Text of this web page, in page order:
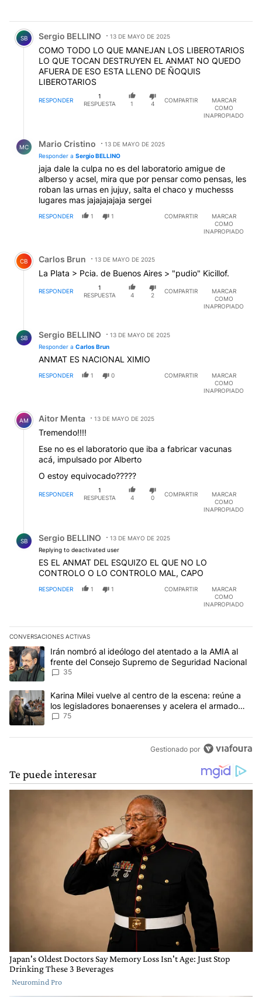
Comentario de Sergio BELLINO.
SB Sergio BELLINO 13 DE MAYO DE 2025
COMO TODO LO QUE MANEJAN LOS LIBEROTARIOS
LO QUE TOCAN DESTRUYEN EL ANMAT NO QUEDO
AFUERA DE ESO ESTA LLENO DE ÑOQUIS
LIBEROTARIOS
RESPONDER
1
RESPUESTA
1 4
COMPARTIR
MARCAR
COMO
INAPROPIADO
MC Mario Cristino
13 DE MAYO DE 2025
Responder a Sergio BELLINO
jaja dale la culpa no es del laboratorio amigue de
alberso y acsel, mira que por pensar como pensas, les
roban las urnas en jujuy, salta el chaco y muchesss
lugares mas jajajajajaja sergei
RESPONDER 1 1 COMPARTIR
MARCAR
COMO
INAPROPIADO
Comentario de Carlos Brun.
CB Carlos Brun 13 DE MAYO DE 2025
La Plata > Pcia. de Buenos Aires > "pudio" Kicillof.
RESPONDER
1
RESPUESTA
4 2
COMPARTIR
MARCAR
COMO
INAPROPIADO
SB Sergio BELLINO
13 DE MAYO DE 2025
Responder a Carlos Brun
ANMAT ES NACIONAL XIMIO
RESPONDER 1 0 COMPARTIR
MARCAR
COMO
INAPROPIADO
Comentario de Aitor Menta.
AM Aitor Menta 13 DE MAYO DE 2025
Tremendo!!!!
Ese no es el laboratorio que iba a fabricar vacunas
acá, impulsado por Alberto
O estoy equivocado?????
RESPONDER
1
RESPUESTA
4 0
COMPARTIR
MARCAR
COMO
INAPROPIADO
SB Sergio BELLINO
13 DE MAYO DE 2025
Replying to deactivated user
ES EL ANMAT DEL ESQUIZO EL QUE NO LO
CONTROLO O LO CONTROLO MAL, CAPO
RESPONDER 1 1 COMPARTIR
MARCAR
COMO
INAPROPIADO
CONVERSACIONES ACTIVAS
Este listado muestra los artículos con más comentarios en los
Un artículo de tendencia con el título "Irán nombró al ideólogo
Irán nombró al ideólogo del atentado a la AMIA al
frente del Consejo Supremo de Seguridad Nacional
35
Un artículo de tendencia con el título "Karina Milei vuelve al
Karina Milei vuelve al centro de la escena: reúne a
los legisladores bonaerenses y acelera el armado
para 2027
75
Gestionado por